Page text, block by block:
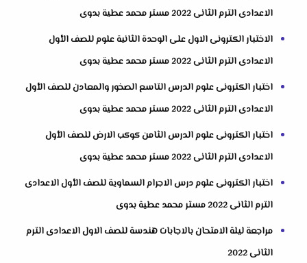
الاعدادى الترم الثانى 2022 مستر محمد عطية بدوى
الاختبار الكترونى الاول على الوحدة الثانية علوم للصف الأول
الاعدادى الترم الثانى 2022 مستر محمد عطية بدوى
اختبار الكترونى علوم الدرس التاسع الصخور والمعادن للصف الأول
الاعدادى الترم الثانى 2022 مستر محمد عطية بدوى
اختبار الكترونى علوم الدرس الثامن كوكب الارض للصف الأول
الاعدادى الترم الثانى 2022 مستر محمد عطية بدوى
اختبار الكترونى علوم درس الاجرام السماوية للصف الأول الاعدادى
الترم الثانى 2022 مستر محمد عطية بدوى
مراجعة ليلة الامتحان بالاجابات هندسة للصف الاول الاعدادى الترم
الثانى 2022